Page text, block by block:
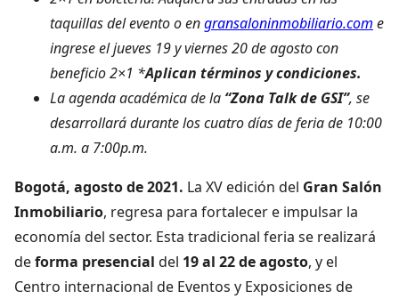
taquillas del evento o engransaloninmobiliario.com e
ingrese el jueves 19 y viernes 20 de agosto con
beneficio 2×1 *Aplican términos y condiciones.
La agenda académica de la “Zona Talk de GSI”, se
desarrollará durante los cuatro días de feria de 10:00
a.m. a 7:00p.m.
Bogotá, agosto de 2021. La XV edición del Gran Salón
Inmobiliario, regresa para fortalecer e impulsar la
economía del sector. Esta tradicional feria se realizará
deforma presencial del 19 al 22 de agosto, y el
Centro internacional de Eventos y Exposiciones de